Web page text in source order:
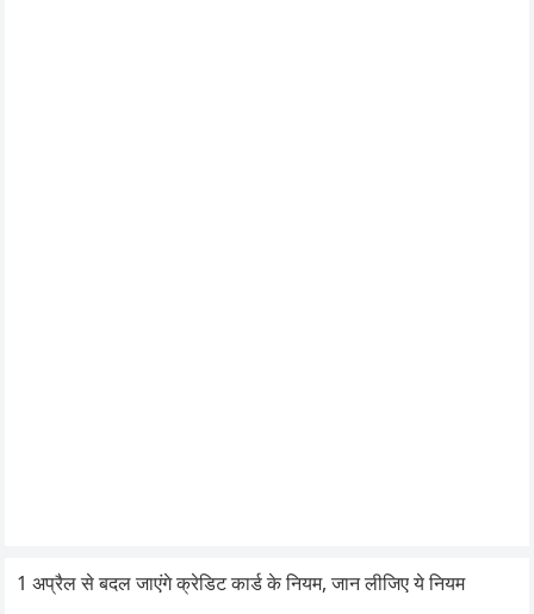
1 अप्रैल से बदल जाएंगे क्रेडिट कार्ड के नियम, जान लीजिए ये नियम